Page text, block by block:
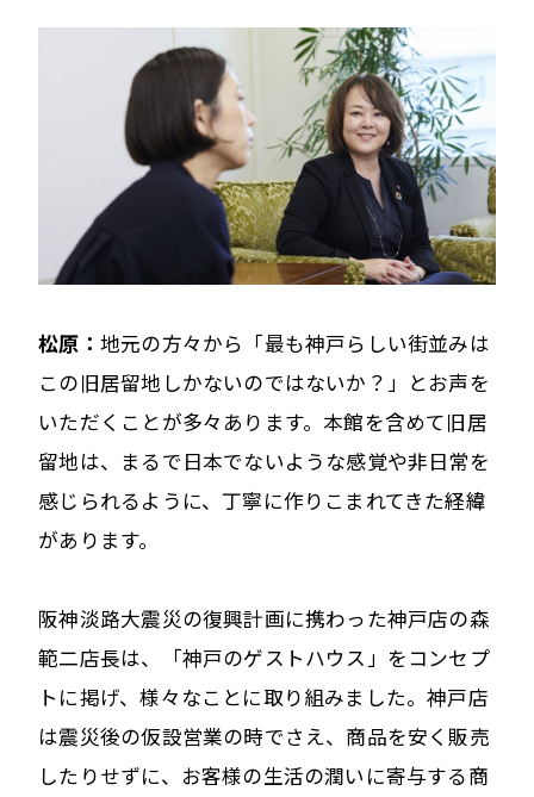
松原： 地元の方々から「最も神戸らしい街並みは
この旧居留地しかないのではないか？」とお声を
いただくことが多々あります。本館を含めて旧居
留地は、まるで日本でないような感覚や非日常を
感じられるように、丁寧に作りこまれてきた経緯
があります。
阪神淡路大震災の復興計画に携わった神戸店の森
範二店長は、「神戸のゲストハウス」をコンセプ
トに掲げ、様々なことに取り組みました。神戸店
は震災後の仮設営業の時でさえ、商品を安く販売
したりせずに、お客様の生活の潤いに寄与する商